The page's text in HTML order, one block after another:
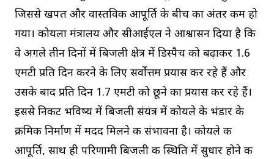
जिससे खपत और वास्तविक आपूर्ति के बीच का अंतर कम हो
गया। कोयला मंत्रालय और सीआईएल ने आश्वासन दिया है कि
वे अगले तीन दिनों में बिजली क्षेत्र में डिस्पैच को बढ़ाकर 1.6
एमटी प्रति दिन करने के लिए सर्वोत्तम प्रयास कर रहे हैं और
उसके बाद प्रति दिन 1.7 एमटी को छूने का प्रयास कर रहे हैं।
इससे निकट भविष्य में बिजली संयंत्र में कोयले के भंडार के
क्रमिक निर्माण में मदद मिलने की संभावना है। कोयले की
आपूर्ति, साथ ही परिणामी बिजली की स्थिति में सुधार होने की